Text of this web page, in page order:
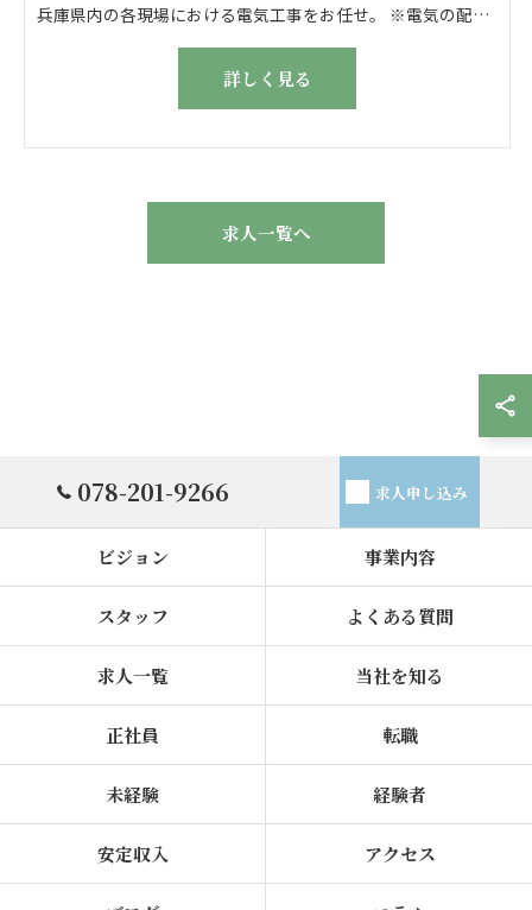
兵庫県内の各現場における電気工事をお任せ。 ※電気の配線・器具の取付に対応します。 \おもな工事について/ ・新築戸建てやマンションの電気工事 ・マンションや戸建てのリフォーム工事 ・店舗などのリフォーム工事 ・新築工事など ※現場は大手建設会社の新築集合住宅がメイン ▽現場がない日は… ・事務作業 ・現場の仕込み作業 ・段取りの確認 などを実施します。 ●はじめは先輩が丁寧にサポート！ 簡単な配線作業から挑戦してもらいます。
詳しく見る
求人一覧へ
078-201-9266 求人申し込み
ビジョン 事業内容
スタッフ よくある質問
求人一覧 当社を知る
正社員 転職
未経験 経験者
安定収入 アクセス